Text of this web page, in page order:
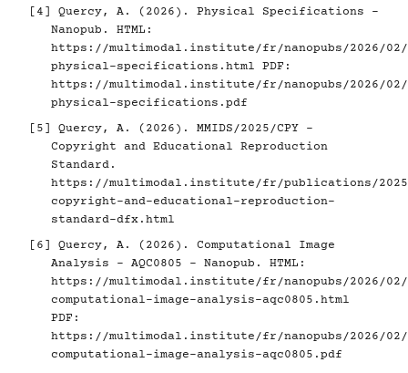
[4]
Quercy, A. (2026). Physical Specifications -
Nanopub. HTML:
https://multimodal.institute/fr/nanopubs/2026/02/
physical-specifications.html PDF:
https://multimodal.institute/fr/nanopubs/2026/02/
physical-specifications.pdf
[5]
Quercy, A. (2026). MMIDS/2025/CPY -
Copyright and Educational Reproduction
Standard.
https://multimodal.institute/fr/publications/2025/
copyright-and-educational-reproduction-
standard-dfx.html
[6]
Quercy, A. (2026). Computational Image
Analysis - AQC0805 - Nanopub. HTML:
https://multimodal.institute/fr/nanopubs/2026/02/
computational-image-analysis-aqc0805.html
PDF:
https://multimodal.institute/fr/nanopubs/2026/02/
computational-image-analysis-aqc0805.pdf